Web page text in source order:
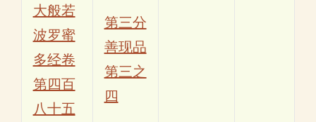
大般若
波罗蜜
多经卷
第四百
八十五
第三分
善现品
第三之
四